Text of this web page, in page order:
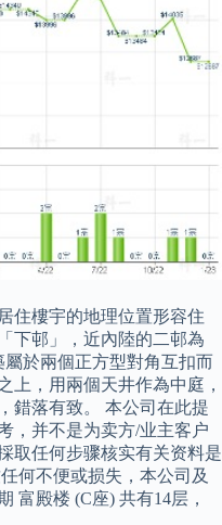
住樓宇的地理位置形容住
下邨」，近內陸的二邨為
屬於兩個正方型對角互扣而
上，用兩個天井作為中庭，
錯落有致。 本公司在此提
，并不是为卖方/业主客户
取任何步骤核实有关资料是
何不便或损失，本公司及
富殿楼 (C座) 共有14层，